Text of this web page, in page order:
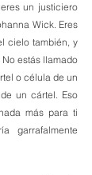
un justiciero
Wick. Eres
cielo también, y
estás llamado
o célula de un
un cártel. Eso
más para ti
garrafalmente